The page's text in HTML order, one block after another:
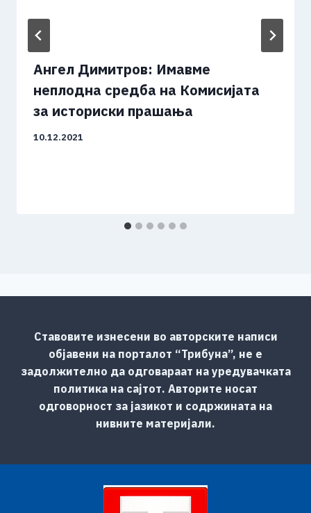
Ангел Димитров: Имавме
неплодна средба на Комисијата
за историски прашања
10.12.2021
Ставовите изнесени во авторските написи
објавени на порталот “Трибуна”, не е
задолжително да одговараат на уредувачката
политика на сајтот. Авторите носат
одговорност за јазикот и содржината на
нивните материјали.